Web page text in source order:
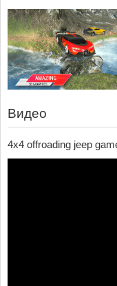
Видео
4x4 offroading jeep